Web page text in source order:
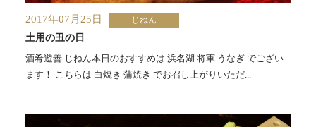
2017年07月25日 じねん
土用の丑の日
酒肴遊善 じねん本日のおすすめは 浜名湖 将軍 うなぎ でござい
ます！ こちらは 白焼き 蒲焼き でお召し上がりいただ...